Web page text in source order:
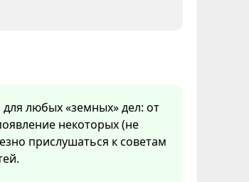
любых «земных» дел: от
некоторых (не
прислушаться к советам